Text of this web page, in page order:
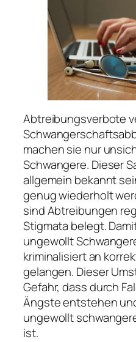
Abtreibungsverbote
machen sie nur
Schwangere. Dieser
allgemein bekannt
genug wiederholt
sind Abtreibungen
Stigmata belegt.
ungewollt
kriminalisiert an
gelangen. Dieser
Gefahr, dass durch
Ängste entstehen
ungewollt
ist.